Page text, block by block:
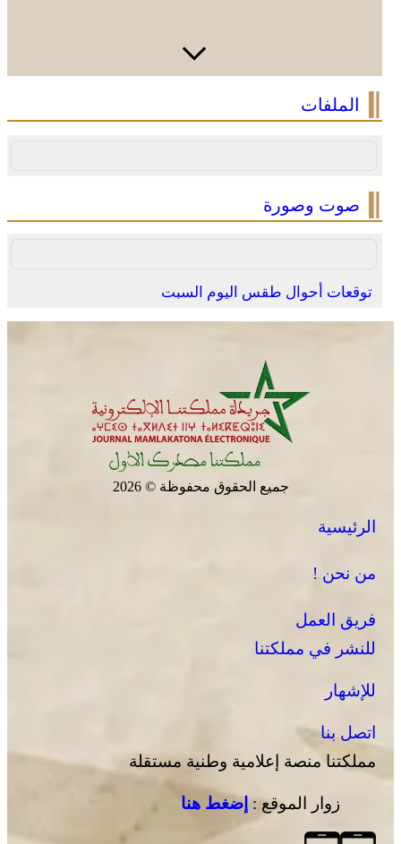
الملفات
صوت وصورة
توقعات أحوال طقس اليوم السبت
جميع الحقوق محفوظة © 2026
الرئيسية
من نحن !
فريق العمل
للنشر في مملكتنا
للإشهار
اتصل بنا
مملكتنا منصة إعلامية وطنية مستقلة
زوار الموقع : إضغط هنا